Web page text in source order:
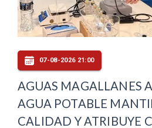
07-08-2026 21:00
AGUAS MAGALLANES
AGUA POTABLE
CALIDAD Y ATRIBUYE